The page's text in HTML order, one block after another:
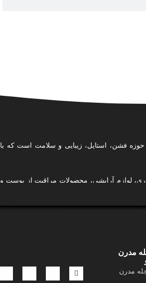
حوزه فشن، استایل، زیبایی و سلامت است که با
لوازم آرایشی، محصولات مراقبت از پوست و
گردآوری کرده‌ایم تا تجربه‌ای امن، آسان
می‌کنیم استایل شخصی خودتان را بسازید،
متعهد هستیم.
و الهام‌بخش و نگاهی ترندمحور، تلاش می‌کنیم
مدرن
مدرن